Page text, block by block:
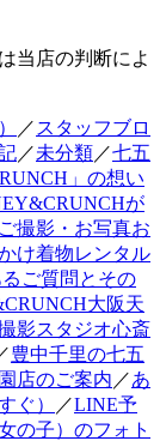
当店の判断によ
／ スタッフブロ
／未分類／七五
」の想い
が
撮影・お写真お
け着物レンタル
ご質問とその
大阪天
影スタジオ心斎
豊中千里の七五
店のご案内 ／あ
ぐ）
／LINE予
の子）のフォト